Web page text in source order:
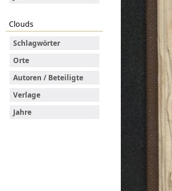
Clouds
Schlagwörter
Orte
Autoren / Beteiligte
Verlage
Jahre